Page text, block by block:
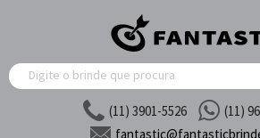
(11) 3901-5526
(11)
fantastic@